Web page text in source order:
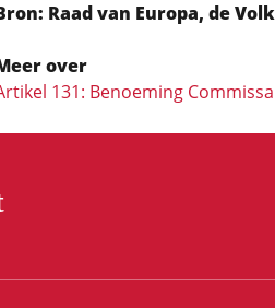
Raad van Europa, de
over
131: Benoeming